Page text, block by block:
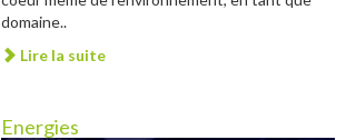
domaine..
Lire la suite
Energies